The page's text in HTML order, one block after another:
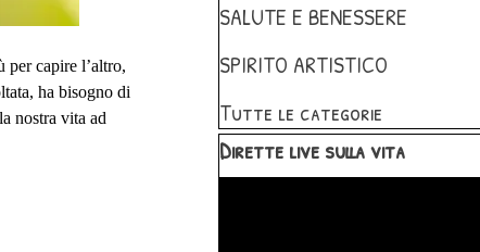
per capire l’altro,
ha bisogno di
nostra vita ad
SALUTE E BENESSERE
SPIRITO ARTISTICO
Tutte le categorie
Salta blocco Dirette live sulla vita
Dirette live sulla vita